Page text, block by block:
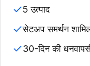
5 उत्पाद
सेटअप समर्थन
30-दिन की